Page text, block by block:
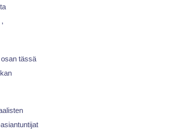
,
tässä